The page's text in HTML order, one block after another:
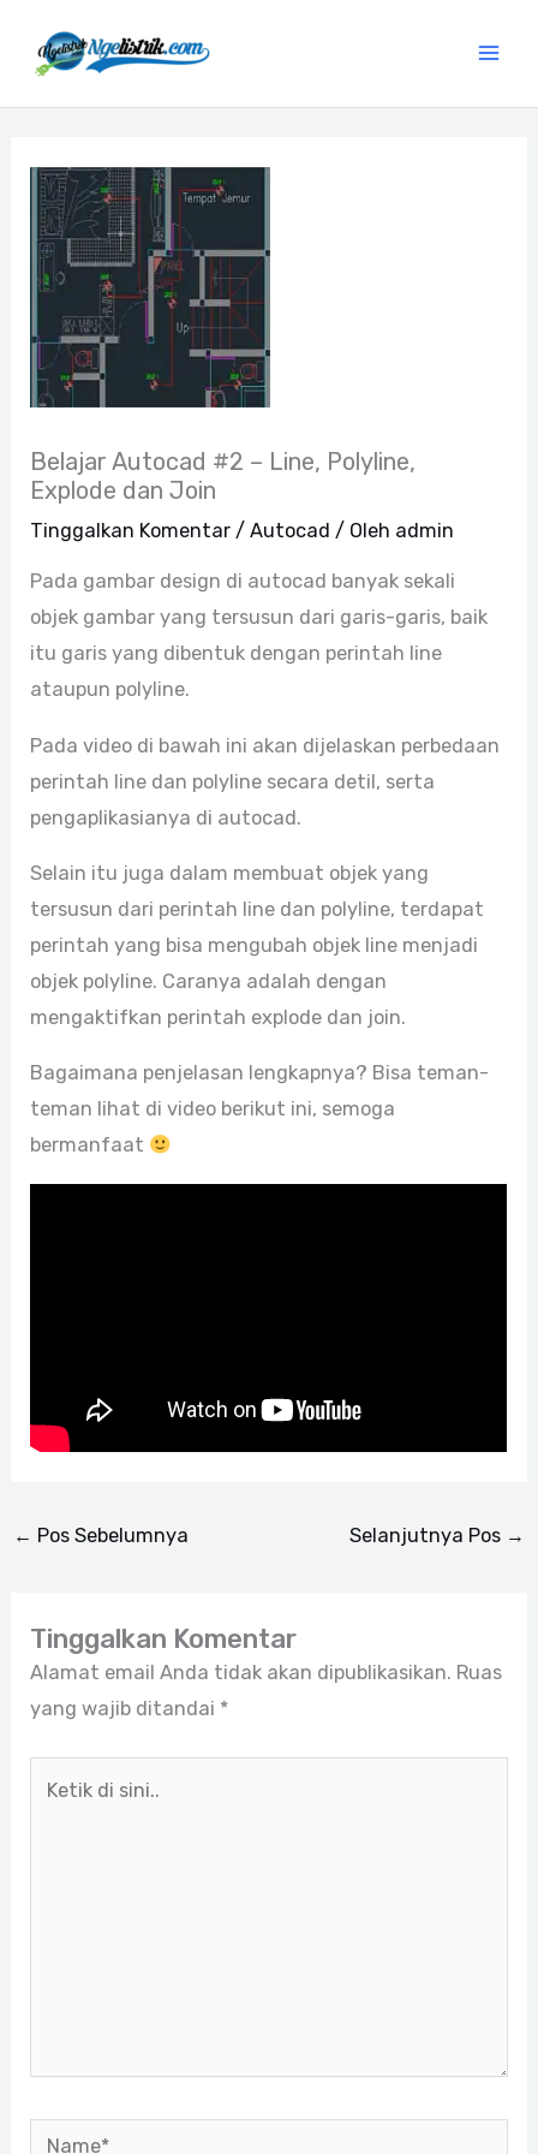
Belajar Autocad #2 – Line, Polyline,
Explode dan Join
Tinggalkan Komentar /Autocad / Oleh admin
Pada gambar design di autocad banyak sekali
objek gambar yang tersusun dari garis-garis, baik
itu garis yang dibentuk dengan perintah line
ataupun polyline.
Pada video di bawah ini akan dijelaskan perbedaan
perintah line dan polyline secara detil, serta
pengaplikasianya di autocad.
Selain itu juga dalam membuat objek yang
tersusun dari perintah line dan polyline, terdapat
perintah yang bisa mengubah objek line menjadi
objek polyline. Caranya adalah dengan
mengaktifkan perintah explode dan join.
Bagaimana penjelasan lengkapnya? Bisa teman-
teman lihat di video berikut ini, semoga
bermanfaat
← Pos Sebelumnya Selanjutnya Pos →
Tinggalkan Komentar
Alamat email Anda tidak akan dipublikasikan. Ruas
yang wajib ditandai *
Name*